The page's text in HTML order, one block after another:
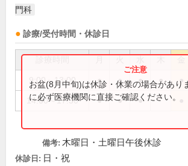
門科
診療/受付時間・休診日
9:00～13:00 ● ● ● ● ●
14:00～17:30 ● ● ●
お盆(8月中旬)は休診・休業の場合があり
に必ず医療機関に直接ご確認ください。
備考: 木曜日・土曜日午後休診
休診日: 日・祝